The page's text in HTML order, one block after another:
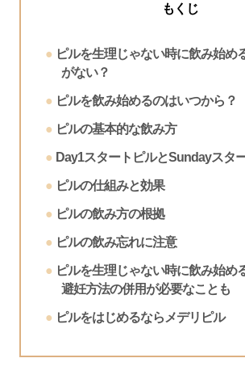
もくじ
ピルを生理じゃない時に飲み始め
がない？
ピルを飲み始めるのはいつから？
ピルの基本的な飲み方
Day1スタートピルとSundayスタ
ピルの仕組みと効果
ピルの飲み方の根拠
ピルの飲み忘れに注意
ピルを生理じゃない時に飲み始め
避妊方法の併用が必要なことも
ピルをはじめるならメデリピル